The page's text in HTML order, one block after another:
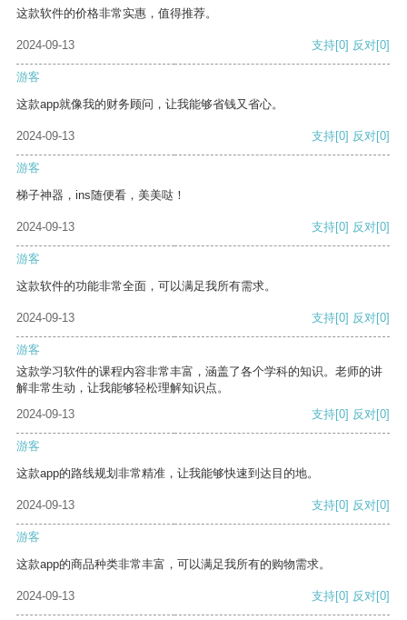
这款软件的价格非常实惠，值得推荐。
2024-09-13 支持[0] 反对[0]
游客
这款app就像我的财务顾问，让我能够省钱又省心。
2024-09-13 支持[0] 反对[0]
游客
梯子神器，ins随便看，美美哒！
2024-09-13 支持[0] 反对[0]
游客
这款软件的功能非常全面，可以满足我所有需求。
2024-09-13 支持[0] 反对[0]
游客
这款学习软件的课程内容非常丰富，涵盖了各个学科的知识。老师的讲
解非常生动，让我能够轻松理解知识点。
2024-09-13
支持[0] 反对[0]
游客
这款app的路线规划非常精准，让我能够快速到达目的地。
2024-09-13 支持[0] 反对[0]
游客
这款app的商品种类非常丰富，可以满足我所有的购物需求。
2024-09-13 支持[0] 反对[0]